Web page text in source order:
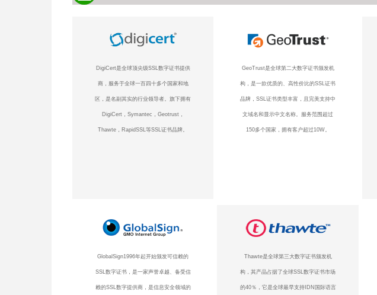
DigiCert是全球顶尖级SSL数字证书提供
商，服务于全球一百四十多个国家和地
区，是名副其实的行业领导者。旗下拥有
DigiCert，Symantec，Geotrust，
Thawte，RapidSSL等SSL证书品牌。
GeoTrust是全球第二大数字证书颁发机
构，是一款优质的、高性价比的SSL证书
品牌，SSL证书类型丰富，且完美支持中
文域名和显示中文名称。服务范围超过
150多个国家，拥有客户超过10W。
GlobalSign1996年起开始颁发可信赖的
SSL数字证书，是一家声誉卓越、备受信
赖的SSL数字提供商，是信息安全领域的
Thawte是全球第三大数字证书颁发机
构，其产品占据了全球SSL数字证书市场
的40％，它是全球最早支持IDN国际语言